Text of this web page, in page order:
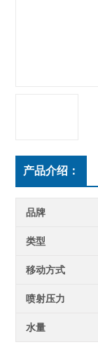
产品介绍：
品牌
类型
移动方式
喷射压力
水量